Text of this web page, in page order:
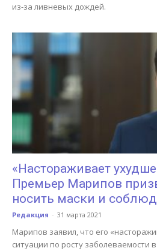
из-за ливневых дождей.
«Настораживает
Премьер Марипов
носить маски и
Редакция - 31 марта 2021
Марипов заявил, что его
ситуации по росту заболеваемости